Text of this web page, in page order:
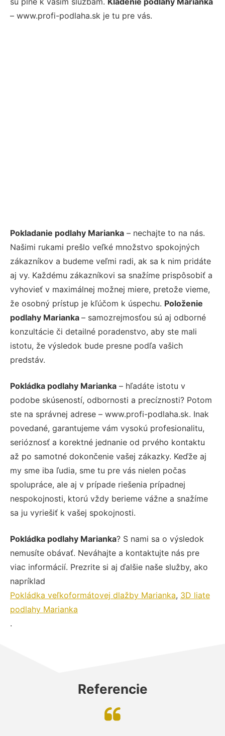
– www.profi-podlaha.sk je tu pre vás.
Pokladanie podlahy Marianka – nechajte to na nás.
Našimi rukami prešlo veľké množstvo spokojných
zákazníkov a budeme veľmi radi, ak sa k nim pridáte
aj vy. Každému zákazníkovi sa snažíme prispôsobiť a
vyhovieť v maximálnej možnej miere, pretože vieme,
že osobný prístup je kľúčom k úspechu. Položenie
podlahy Marianka – samozrejmosťou sú aj odborné
konzultácie či detailné poradenstvo, aby ste mali
istotu, že výsledok bude presne podľa vašich
predstáv.
Pokládka podlahy Marianka – hľadáte istotu v
podobe skúseností, odbornosti a precíznosti? Potom
ste na správnej adrese – www.profi-podlaha.sk. Inak
povedané, garantujeme vám vysokú profesionalitu,
serióznosť a korektné jednanie od prvého kontaktu
až po samotné dokončenie vašej zákazky. Keďže aj
my sme iba ľudia, sme tu pre vás nielen počas
spolupráce, ale aj v prípade riešenia prípadnej
nespokojnosti, ktorú vždy berieme vážne a snažíme
sa ju vyriešiť k vašej spokojnosti.
Pokládka podlahy Marianka? S nami sa o výsledok
nemusíte obávať. Neváhajte a kontaktujte nás pre
viac informácií. Prezrite si aj ďalšie naše služby, ako
napríklad
Pokládka veľkoformátovej dlažby Marianka, 3D liate
podlahy Marianka
.
Referencie